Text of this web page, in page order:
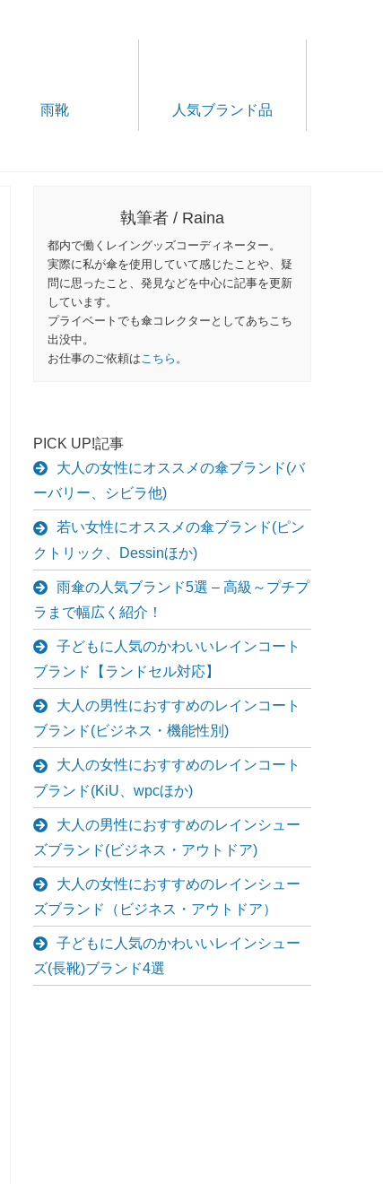
雨靴 人気ブランド品
執筆者 / Raina
都内で働くレイングッズコーディネーター。
実際に私が傘を使用していて感じたことや、疑
問に思ったこと、発見などを中心に記事を更新
しています。
プライベートでも傘コレクターとしてあちこち
出没中。
お仕事のご依頼はこちら 。
PICK UP!記事
大人の女性にオススメの傘ブランド(バ
ーバリー、シビラ他)
若い女性にオススメの傘ブランド(ピン
クトリック、Dessinほか)
雨傘の人気ブランド5選 – 高級～プチプ
ラまで幅広く紹介！
子どもに人気のかわいいレインコート
ブランド【ランドセル対応】
大人の男性におすすめのレインコート
ブランド(ビジネス・機能性別)
大人の女性におすすめのレインコート
ブランド(KiU、wpcほか)
大人の男性におすすめのレインシュー
ズブランド(ビジネス・アウトドア)
大人の女性におすすめのレインシュー
ズブランド（ビジネス・アウトドア）
子どもに人気のかわいいレインシュー
ズ(長靴)ブランド4選